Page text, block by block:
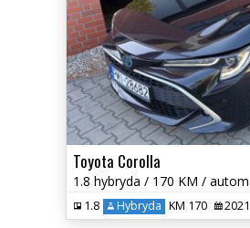
Toyota Corolla
1.8 Hybryda KM 170 2021